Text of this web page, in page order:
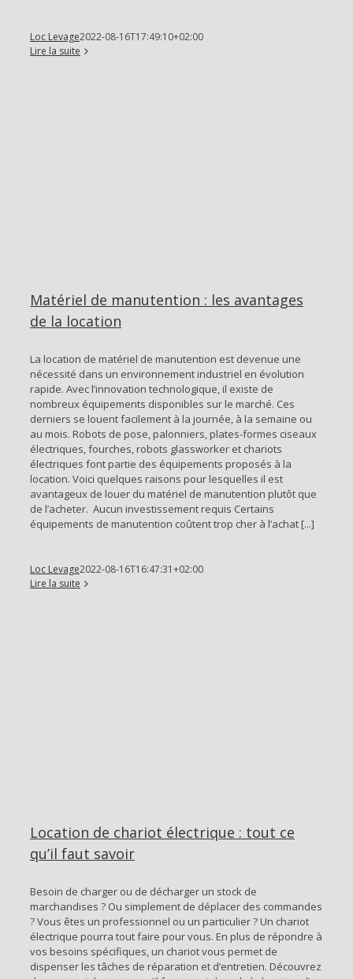
Loc Levage2022-08-16T17:49:10+02:00
Lire la suite
Matériel de manutention : les avantages
de la location
La location de matériel de manutention est devenue une
nécessité dans un environnement industriel en évolution
rapide. Avec l’innovation technologique, il existe de
nombreux équipements disponibles sur le marché. Ces
derniers se louent facilement à la journée, à la semaine ou
au mois. Robots de pose, palonniers, plates-formes ciseaux
électriques, fourches, robots glassworker et chariots
électriques font partie des équipements proposés à la
location. Voici quelques raisons pour lesquelles il est
avantageux de louer du matériel de manutention plutôt que
de l’acheter. Aucun investissement requis Certains
équipements de manutention coûtent trop cher à l’achat [...]
Loc Levage2022-08-16T16:47:31+02:00
Lire la suite
Location de chariot électrique : tout ce
qu’il faut savoir
Besoin de charger ou de décharger un stock de
marchandises ? Ou simplement de déplacer des commandes
? Vous êtes un professionnel ou un particulier ? Un chariot
électrique pourra tout faire pour vous. En plus de répondre à
vos besoins spécifiques, un chariot vous permet de
dispenser les tâches de réparation et d’entretien. Découvrez